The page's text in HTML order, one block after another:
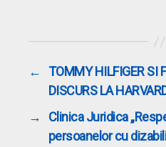
←
TOMMY HILFIGER SI
DISCURS LA
→
Clinica Juridica
persoanelor cu